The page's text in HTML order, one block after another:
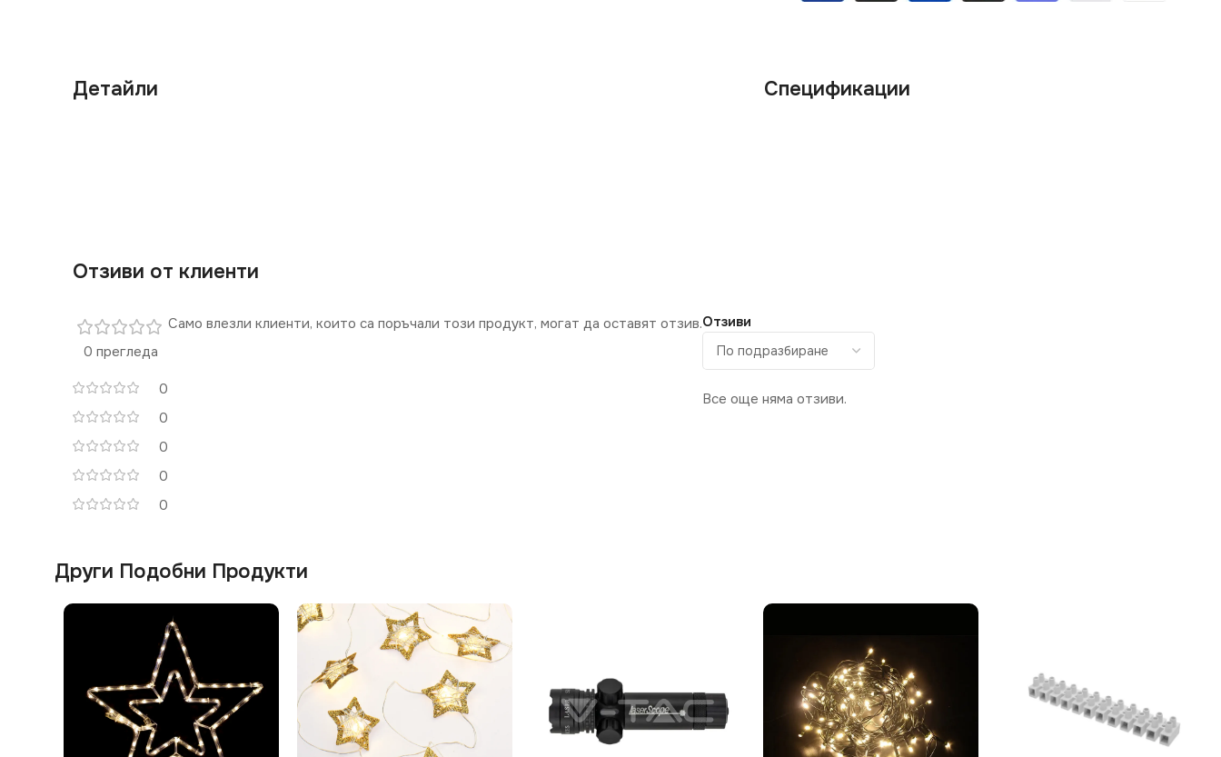
Детайли Спецификации
Отзиви от клиенти
0 прегледа
0
0
0
0
0
Отзиви
Все още няма отзиви.
Само влезли клиенти, които са поръчали този продукт, могат да оставят отзив.
Други Подобни Продукти